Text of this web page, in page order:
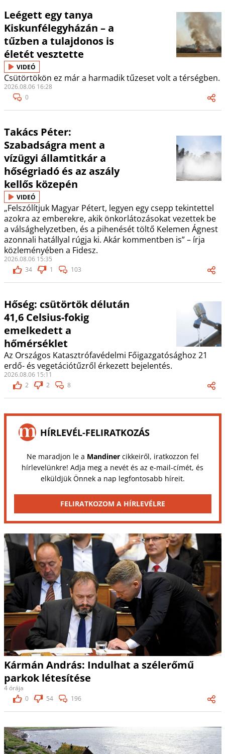
Leégett egy tanya
Kiskunfélegyházán – a
tűzben a tulajdonos is
életét vesztette
VIDEÓ
Csütörtökön ez már a harmadik tűzeset volt a térségben.
2026.08.06 16:28
0
Takács Péter:
Szabadságra ment a
vízügyi államtitkár a
hőségriadó és az aszály
kellős közepén
VIDEÓ
„Felszólítjuk Magyar Pétert, legyen egy csepp tekintettel
azokra az emberekre, akik önkorlátozásokat vezettek be
a válsághelyzetben, és a pihenését töltő Kelemen Ágnest
azonnali hatállyal rúgja ki. Akár kommentben is” – írja
közleményében a Fidesz.
2026.08.06 15:35
34
1 103
Hőség: csütörtök délután
41,6 Celsius-fokig
emelkedett a
hőmérséklet
Az Országos Katasztrófavédelmi Főigazgatósághoz 21
erdő- és vegetációtűzről érkezett bejelentés.
2026.08.06 15:11
2
2 8
HÍRLEVÉL-FELIRATKOZÁS
Ne maradjon le a Mandinercikkeiről, iratkozzon fel
hírlevelünkre! Adja meg a nevét és az e-mail-címét, és
elküldjük Önnek a nap legfontosabb híreit.
FELIRATKOZOM A HÍRLEVÉLRE
Kármán András: Indulhat a szélerőmű
parkok létesítése
4 órája
0
54 196